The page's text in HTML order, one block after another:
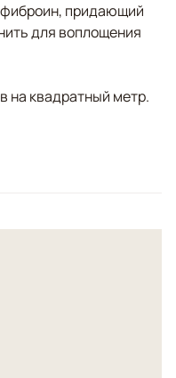
фиброин, придающий
для воплощения
на квадратный метр.